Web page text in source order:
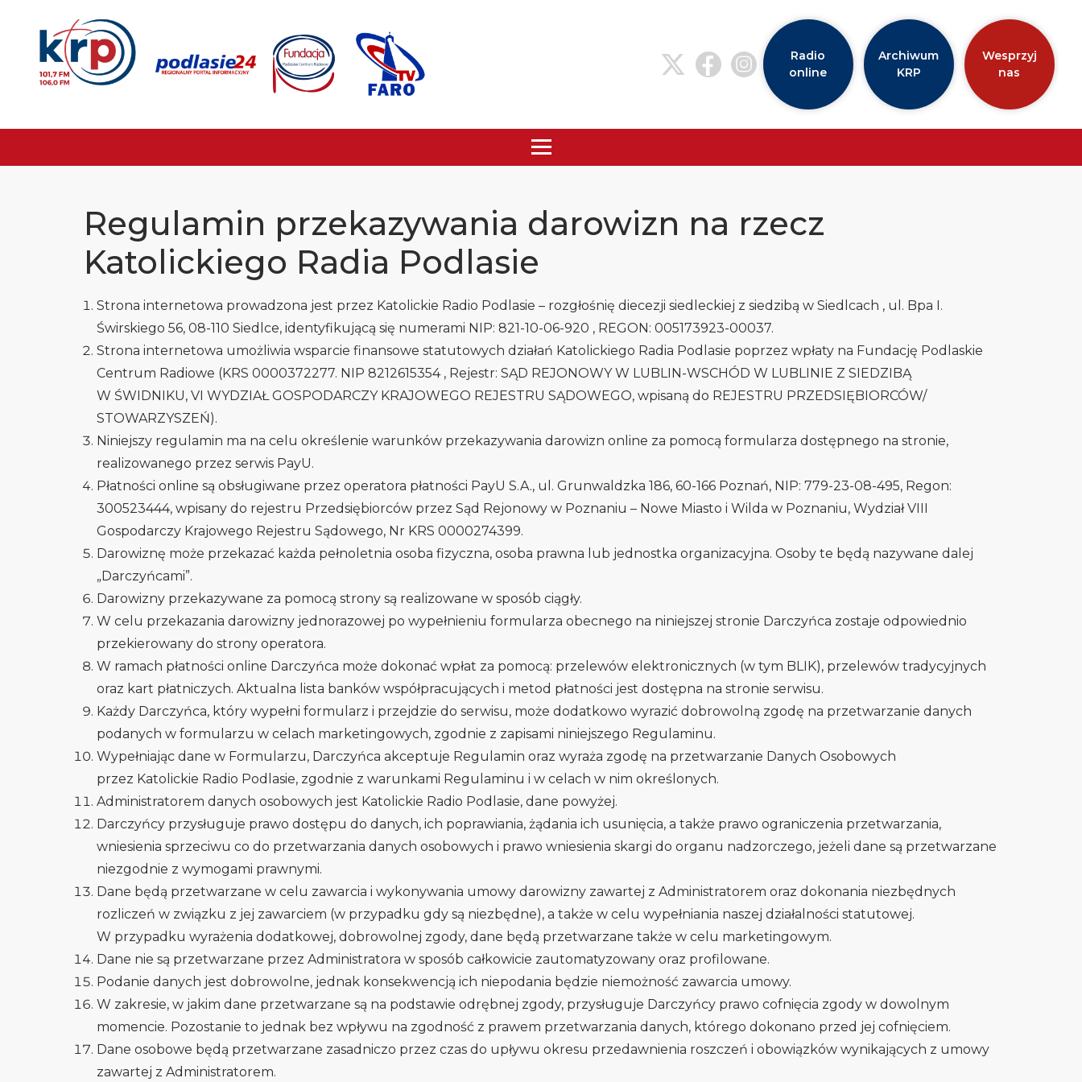
Radio
online
Archiwum
KRP
Wesprzyj
nas
Regulamin przekazywania darowizn na rzecz
Katolickiego Radia Podlasie
Strona internetowa prowadzona jest przez Katolickie Radio Podlasie – rozgłośnię diecezji siedleckiej z siedzibą w Siedlcach , ul. Bpa I.
Świrskiego 56, 08-110 Siedlce, identyfikującą się numerami NIP: 821-10-06-920 , REGON: 005173923-00037.
Strona internetowa umożliwia wsparcie finansowe statutowych działań Katolickiego Radia Podlasie poprzez wpłaty na Fundację Podlaskie
Centrum Radiowe (KRS 0000372277. NIP 8212615354 , Rejestr: SĄD REJONOWY W LUBLIN-WSCHÓD W LUBLINIE Z SIEDZIBĄ
W ŚWIDNIKU, VI WYDZIAŁ GOSPODARCZY KRAJOWEGO REJESTRU SĄDOWEGO, wpisaną do REJESTRU PRZEDSIĘBIORCÓW/
STOWARZYSZEŃ).
Niniejszy regulamin ma na celu określenie warunków przekazywania darowizn online za pomocą formularza dostępnego na stronie,
realizowanego przez serwis PayU.
Płatności online są obsługiwane przez operatora płatności PayU S.A., ul. Grunwaldzka 186, 60-166 Poznań, NIP: 779-23-08-495, Regon:
300523444, wpisany do rejestru Przedsiębiorców przez Sąd Rejonowy w Poznaniu – Nowe Miasto i Wilda w Poznaniu, Wydział VIII
Gospodarczy Krajowego Rejestru Sądowego, Nr KRS 0000274399.
Darowiznę może przekazać każda pełnoletnia osoba fizyczna, osoba prawna lub jednostka organizacyjna. Osoby te będą nazywane dalej
„Darczyńcami”.
Darowizny przekazywane za pomocą strony są realizowane w sposób ciągły.
W celu przekazania darowizny jednorazowej po wypełnieniu formularza obecnego na niniejszej stronie Darczyńca zostaje odpowiednio
przekierowany do strony operatora.
W ramach płatności online Darczyńca może dokonać wpłat za pomocą: przelewów elektronicznych (w tym BLIK), przelewów tradycyjnych
oraz kart płatniczych. Aktualna lista banków współpracujących i metod płatności jest dostępna na stronie serwisu.
Każdy Darczyńca, który wypełni formularz i przejdzie do serwisu, może dodatkowo wyrazić dobrowolną zgodę na przetwarzanie danych
podanych w formularzu w celach marketingowych, zgodnie z zapisami niniejszego Regulaminu.
Wypełniając dane w Formularzu, Darczyńca akceptuje Regulamin oraz wyraża zgodę na przetwarzanie Danych Osobowych
przez Katolickie Radio Podlasie, zgodnie z warunkami Regulaminu i w celach w nim określonych.
Administratorem danych osobowych jest Katolickie Radio Podlasie, dane powyżej.
Darczyńcy przysługuje prawo dostępu do danych, ich poprawiania, żądania ich usunięcia, a także prawo ograniczenia przetwarzania,
wniesienia sprzeciwu co do przetwarzania danych osobowych i prawo wniesienia skargi do organu nadzorczego, jeżeli dane są przetwarzane
niezgodnie z wymogami prawnymi.
Dane będą przetwarzane w celu zawarcia i wykonywania umowy darowizny zawartej z Administratorem oraz dokonania niezbędnych
rozliczeń w związku z jej zawarciem (w przypadku gdy są niezbędne), a także w celu wypełniania naszej działalności statutowej.
W przypadku wyrażenia dodatkowej, dobrowolnej zgody, dane będą przetwarzane także w celu marketingowym.
Dane nie są przetwarzane przez Administratora w sposób całkowicie zautomatyzowany oraz profilowane.
Podanie danych jest dobrowolne, jednak konsekwencją ich niepodania będzie niemożność zawarcia umowy.
W zakresie, w jakim dane przetwarzane są na podstawie odrębnej zgody, przysługuje Darczyńcy prawo cofnięcia zgody w dowolnym
momencie. Pozostanie to jednak bez wpływu na zgodność z prawem przetwarzania danych, którego dokonano przed jej cofnięciem.
Dane osobowe będą przetwarzane zasadniczo przez czas do upływu okresu przedawnienia roszczeń i obowiązków wynikających z umowy
zawartej z Administratorem.